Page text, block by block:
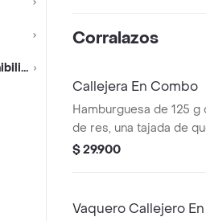
Bebidas (según disponibilidad)
Corralazos
Callejera En Combo
Hamburguesa de 125
de res, una tajada de
mozzarella, papas
$ 29.900
Vaquero Callejero